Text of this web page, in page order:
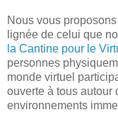
Nous vous
lignée de celui que
la Cantine pour le
personnes
monde virtuel
ouverte à tous autour
environnements